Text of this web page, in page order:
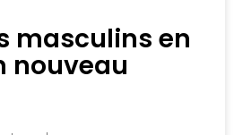
masculins en
nouveau